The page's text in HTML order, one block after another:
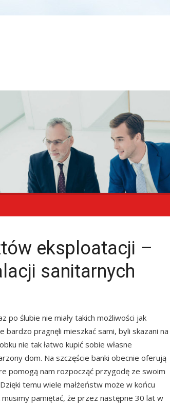
eksploatacji –
sanitarnych
po ślubie nie miały takich możliwości jak
bardzo pragnęli mieszkać sami, byli skazani na
nie tak łatwo kupić sobie własne
dom. Na szczęście banki obecnie oferują
pomogą nam rozpocząć przygodę ze swoim
temu wiele małżeństw może w końcu
pamiętać, że przez następne 30 lat w